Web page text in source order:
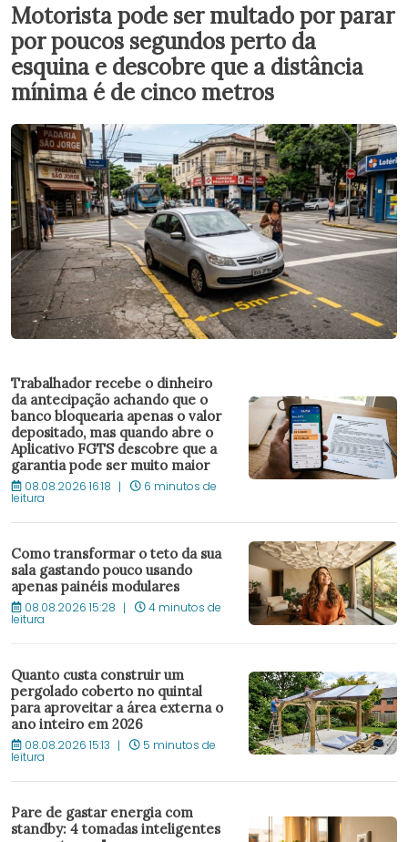
Motorista pode ser multado por parar
por poucos segundos perto da
esquina e descobre que a distância
mínima é de cinco metros
Trabalhador recebe o dinheiro
da antecipação achando que o
banco bloquearia apenas o valor
depositado, mas quando abre o
Aplicativo FGTS descobre que a
garantia pode ser muito maior
08.08.2026 16:18 6 minutos de
leitura
Como transformar o teto da sua
sala gastando pouco usando
apenas painéis modulares
08.08.2026 15:28 4 minutos de
leitura
Quanto custa construir um
pergolado coberto no quintal
para aproveitar a área externa o
ano inteiro em 2026
08.08.2026 15:13 5 minutos de
leitura
Pare de gastar energia com
standby: 4 tomadas inteligentes